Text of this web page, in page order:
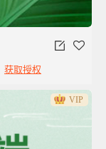
获取授权
VIP